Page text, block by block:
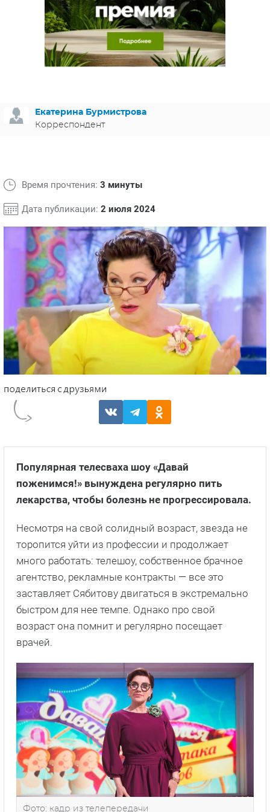
МЕЛОДРАМЫ
ИСПАНИЯ
ФРАНЦИЯ
ГЕРМАНИЯ
СВЕТСКИЕ НОВОСТИ
СПОЙЛЕРЫ ИЗ СЕРИАЛОВ
Екатерина Бурмистрова
Корреспондент
Время прочтения: 3 минуты
Дата публикации: 2 июля 2024
Популярная телесваха шоу «Давай
поженимся!» вынуждена регулярно пить
лекарства, чтобы болезнь не прогрессировала.
Несмотря на свой солидный возраст, звезда не
торопится уйти из профессии и продолжает
много работать: телешоу, собственное брачное
агентство, рекламные контракты — все это
заставляет Сябитову двигаться в экстремально
быстром для нее темпе. Однако про свой
возраст она помнит и регулярно посещает
врачей.
Фото: кадр из телепередачи